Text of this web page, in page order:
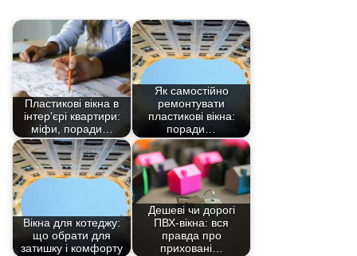
Пластикові вікна в
інтер’єрі квартири:
міфи, поради…
Як самостійно
ремонтувати
пластикові вікна:
поради…
Вікна для котеджу:
що обрати для
затишку і комфорту
Дешеві чи дорогі
ПВХ-вікна: вся
правда про
приховані…